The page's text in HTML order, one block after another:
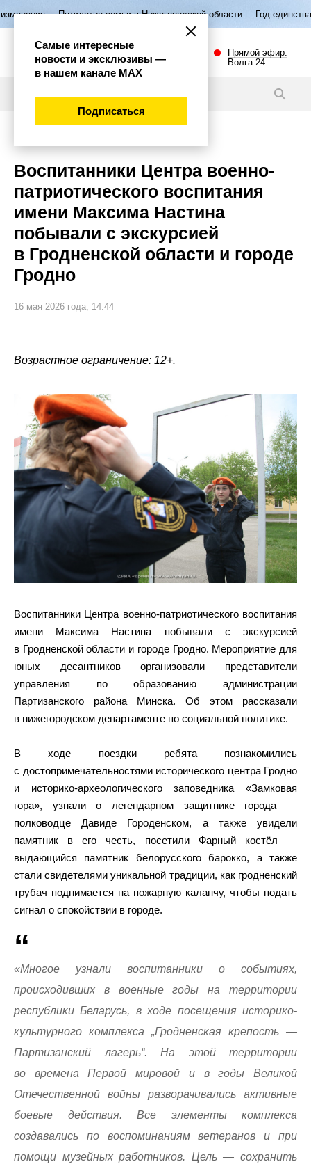
семьи в Нижегородской области Год единства народов России
Прямой эфир.
Волга 24
Воспитанники Центра военно-
патриотического воспитания
имени Максима Настина
побывали с экскурсией
в Гродненской области и городе
Гродно
16 мая 2026 года, 14:44
Возрастное ограничение: 12+.
Воспитанники Центра военно-патриотического воспитания
имени Максима Настина побывали с экскурсией
в Гродненской области и городе Гродно. Мероприятие для
юных десантников организовали представители
управления по образованию администрации
Партизанского района Минска. Об этом рассказали
в нижегородском департаменте по социальной политике.
В ходе поездки ребята познакомились
с достопримечательностями исторического центра Гродно
и историко-археологического заповедника «Замковая
гора», узнали о легендарном защитнике города —
полководце Давиде Городенском, а также увидели
памятник в его честь, посетили Фарный костёл —
выдающийся памятник белорусского барокко, а также
стали свидетелями уникальной традиции, как гродненский
трубач поднимается на пожарную каланчу, чтобы подать
сигнал о спокойствии в городе.
«Многое узнали воспитанники о событиях,
происходивших в военные годы на территории
республики Беларусь, в ходе посещения историко-
культурного комплекса „Гродненская крепость —
Партизанский лагерь“. На этой территории
во времена Первой мировой и в годы Великой
Отечественной войны разворачивались активные
боевые действия. Все элементы комплекса
создавались по воспоминаниям ветеранов и при
помощи музейных работников. Цель — сохранить
Самые интересные
новости и эксклюзивы —
в нашем канале МАХ
Подписаться